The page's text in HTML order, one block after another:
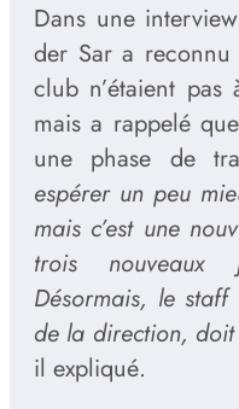
Dans une
der Sar a
club n’étaient
mais a rappelé
une phase de
espérer un peu
mais c’est une
trois nouveaux
Désormais, le
de la direction,
il expliqué.